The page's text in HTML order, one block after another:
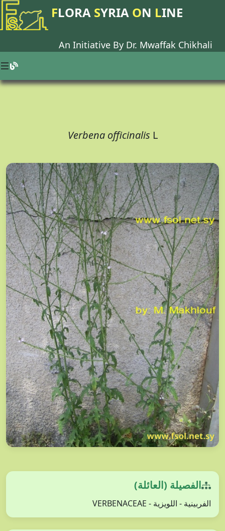
FLORA SYRIA ON LINE
An Initiative By Dr. Mwaffak Chikhali
Verbena officinalis L
الفصيلة (العائلة)
الفربينية - اللويزية - VERBENACEAE